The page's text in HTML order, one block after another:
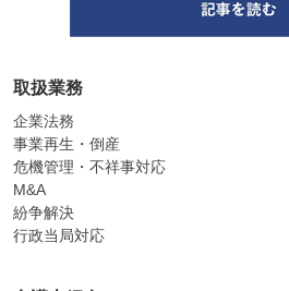
取扱業務
企業法務
事業再生・倒産
危機管理・不祥事対応
M&A
紛争解決
行政当局対応